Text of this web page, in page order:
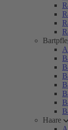
Haare